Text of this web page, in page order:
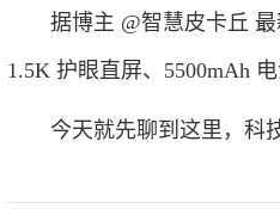
据博主 @智慧皮卡丘 最
1.5K 护眼直屏、5500mAh
今天就先聊到这里，科